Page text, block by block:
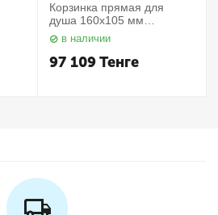
Корзинка прямая для
душа 160х105 мм
Elegance 11658010000
Keuco
в наличии
97 109Тенге